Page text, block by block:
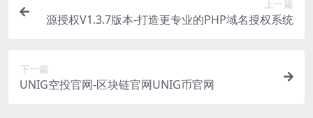
上一篇
源授权V1.3.7版本-打造更专业的PHP域名授权系统
下一篇
UNIG空投官网-区块链官网UNIG币官网